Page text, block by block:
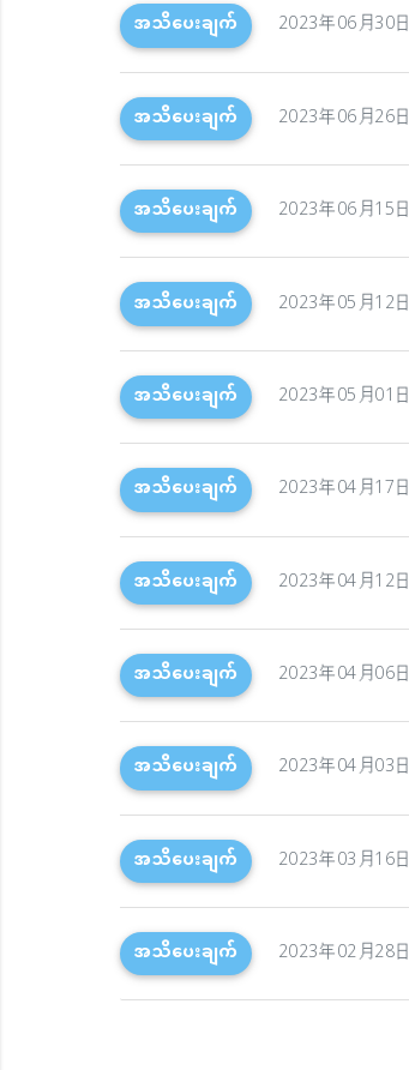
အသိပေးချက် 2023年06月30日
အသိပေးချက် 2023年06月26日
အသိပေးချက် 2023年06月15日
အသိပေးချက် 2023年05月12日
အသိပေးချက် 2023年05月01日
အသိပေးချက် 2023年04月17日
အသိပေးချက် 2023年04月12日
အသိပေးချက် 2023年04月06日
အသိပေးချက် 2023年04月03日
အသိပေးချက် 2023年03月16日
အသိပေးချက် 2023年02月28日